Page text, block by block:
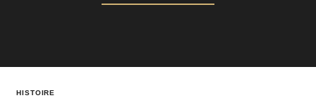
HISTOIRE